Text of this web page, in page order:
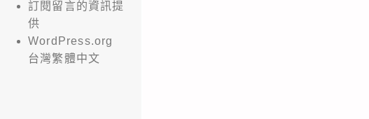
訂閱留言的資訊提
供
WordPress.org
台灣繁體中文